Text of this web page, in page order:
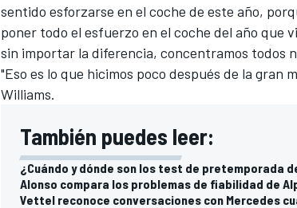
sentido esforzarse en el coche de este año,
poner todo el esfuerzo en el coche del año que
sin importar la diferencia, concentramos todos
"Eso es lo que hicimos poco después de la gran
Williams.
También puedes leer:
¿Cuándo y dónde son los test de pretemporada
Alonso compara los problemas de fiabilidad de
Vettel reconoce conversaciones con Mercedes